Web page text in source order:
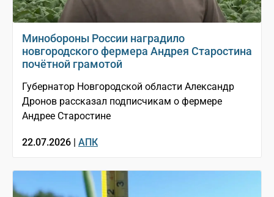
Минобороны России наградило
новгородского фермера Андрея Старостина
почётной грамотой
Губернатор Новгородской области Александр
Дронов рассказал подписчикам о фермере
Андрее Старостине
22.07.2026 | АПК